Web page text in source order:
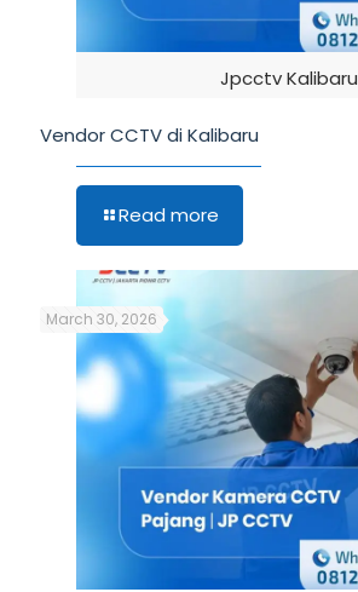
Jpcctv Kalibaru
Vendor CCTV di Kalibaru
Read more
March 30, 2026